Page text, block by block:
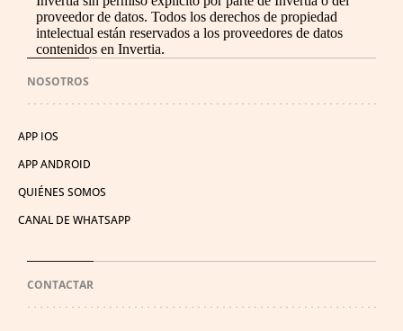
proveedor de datos. Todos los derechos de propiedad
intelectual están reservados a los proveedores de datos
contenidos en Invertia.
NOSOTROS
APP IOS
APP ANDROID
QUIÉNES SOMOS
CANAL DE WHATSAPP
CONTACTAR